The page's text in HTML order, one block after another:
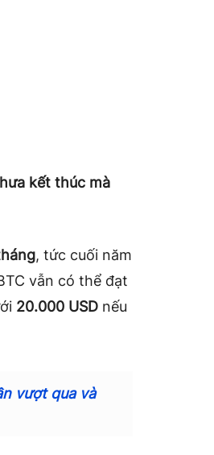
kết thúc mà
, tức cuối năm
vẫn có thể đạt
20.000 USD nếu
vượt qua và